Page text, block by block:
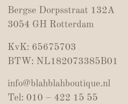
Bergse Dorpsstraat 132A
3054 GH Rotterdam
KvK: 65675703
BTW: NL182073385B01
info@blahblahboutique.nl
Tel: 010 – 422 15 55